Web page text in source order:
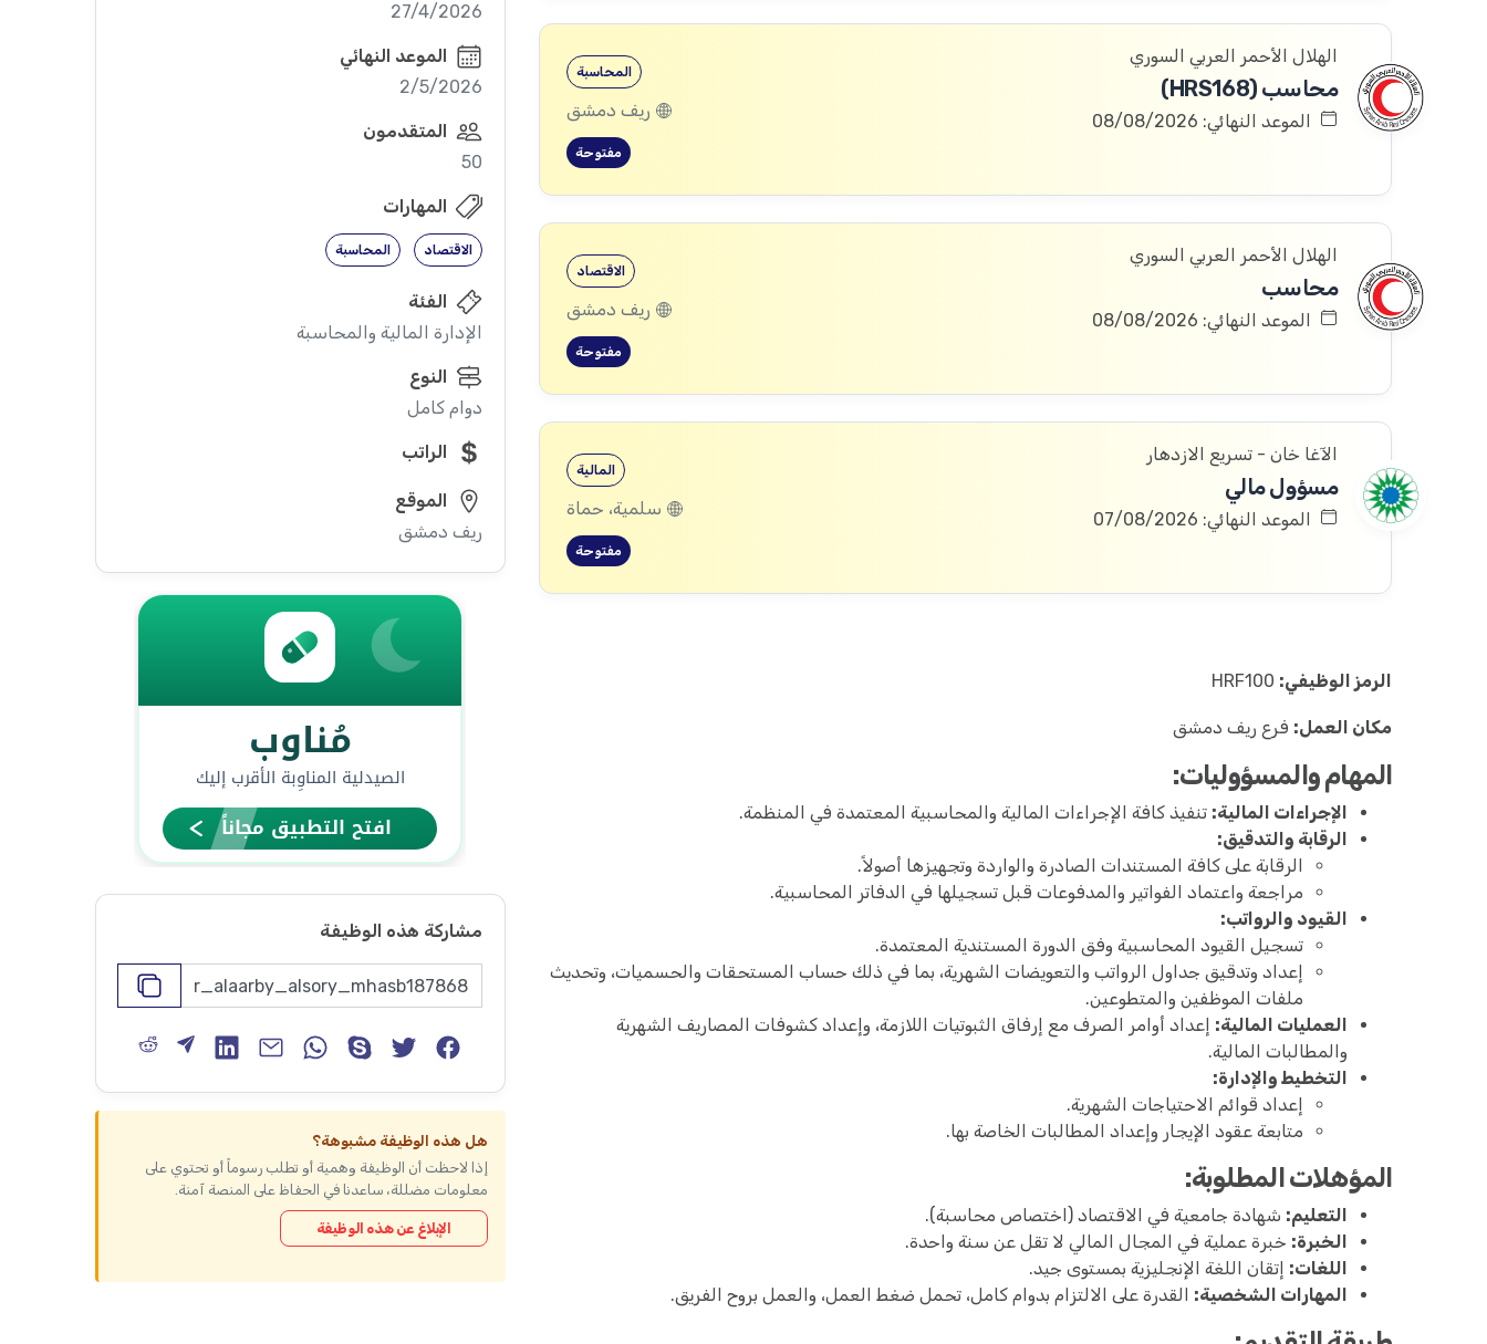
الهلال الأحمر العربي السوري
محاسب (HRS168)
الموعد النهائي: 08/08/2026
المحاسبة
ريف دمشق
مفتوحة
الهلال الأحمر العربي السوري
محاسب
الموعد النهائي: 08/08/2026
الاقتصاد
ريف دمشق
مفتوحة
الآغا خان - تسريع الازدهار
مسؤول مالي
الموعد النهائي: 07/08/2026
المالية
سلمية، حماة
مفتوحة
الرمز الوظيفي:
مكان العمل: فرع ريف دمشق
المهام والمسؤوليات:
الإجراءات المالية: تنفيذ كافة الإجراءات المالية والمحاسبية المعتمدة في المنظمة.
الرقابة والتدقيق:
الرقابة على كافة المستندات الصادرة والواردة وتجهيزها أصولاً.
مراجعة واعتماد الفواتير والمدفوعات قبل تسجيلها في الدفاتر المحاسبية.
القيود والرواتب:
تسجيل القيود المحاسبية وفق الدورة المستندية المعتمدة.
إعداد وتدقيق جداول الرواتب والتعويضات الشهرية، بما في ذلك حساب المستحقات والحسميات، وتحديث
ملفات الموظفين والمتطوعين.
العمليات المالية: إعداد أوامر الصرف مع إرفاق الثبوتيات اللازمة، وإعداد كشوفات المصاريف الشهرية
والمطالبات المالية.
التخطيط والإدارة:
إعداد قوائم الاحتياجات الشهرية.
متابعة عقود الإيجار وإعداد المطالبات الخاصة بها.
المؤهلات المطلوبة:
التعليم: شهادة جامعية في الاقتصاد (اختصاص محاسبة).
الخبرة: خبرة عملية في المجال المالي لا تقل عن سنة واحدة.
اللغات: إتقان اللغة الإنجليزية بمستوى جيد.
المهارات الشخصية: القدرة على الالتزام بدوام كامل، تحمل ضغط العمل، والعمل بروح الفريق.
27/4/2026
الموعد النهائي
2/5/2026
المتقدمون
50
المهارات
الاقتصاد المحاسبة
الفئة
الإدارة المالية والمحاسبة
النوع
دوام كامل
الراتب
الموقع
ريف دمشق
مشاركة هذه الوظيفة
هل هذه الوظيفة مشبوهة؟
إذا لاحظت أن الوظيفة وهمية أو تطلب رسوماً أو تحتوي على
معلومات مضللة، ساعدنا في الحفاظ على المنصة آمنة.
الإبلاغ عن هذه الوظيفة